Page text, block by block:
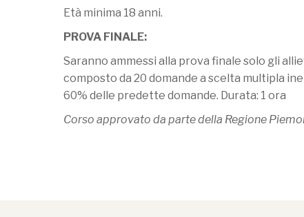
Età minima 18 anni.
PROVA FINALE:
Saranno ammessi alla prova finale solo gli
composto da 20 domande a scelta multipla
60% delle predette domande. Durata: 1 ora
Corso approvato da parte della Regione